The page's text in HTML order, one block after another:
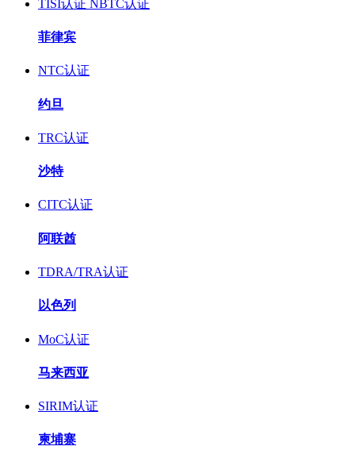
TISI认证 NBTC认证
菲律宾
NTC认证
约旦
TRC认证
沙特
CITC认证
阿联酋
TDRA/TRA认证
以色列
MoC认证
马来西亚
SIRIM认证
柬埔寨